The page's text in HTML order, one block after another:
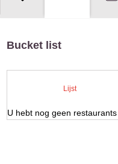
Bucket list
Lijst
U hebt nog geen